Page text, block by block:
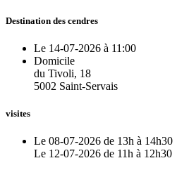
Destination des cendres
Le 14-07-2026 à 11:00
Domicile
du Tivoli, 18
5002 Saint-Servais
visites
Le 08-07-2026 de 13h à 14h30
Le 12-07-2026 de 11h à 12h30